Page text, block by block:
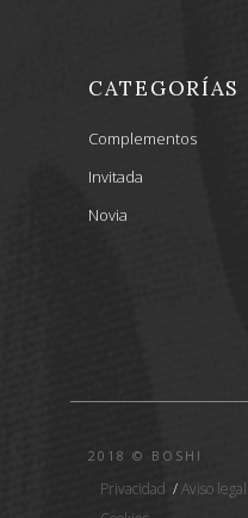
CATEGORÍAS
Complementos
Invitada
Novia
2018 © BOSHI
Privacidad /Aviso legal